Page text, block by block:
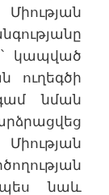
կապված
ուղեգծի
նման
նաև